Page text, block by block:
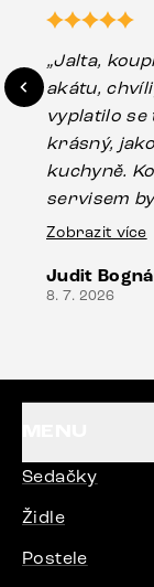
„Jalta,
akátu,
vyplatilo se
krásný, jako na obrázcích. Je ozdobou naší
kuchyně.
servisem
drobné
Vincze mi
Zobrazit více
Judit
8. 7. 2026
Sedačky
Židle
Postele